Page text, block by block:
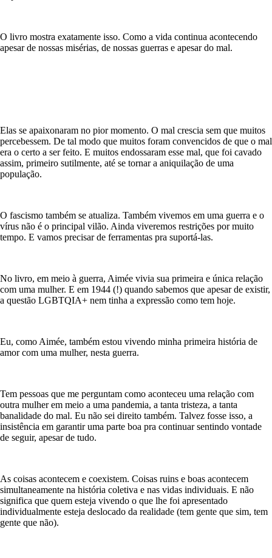
O livro mostra exatamente isso. Como a vida continua acontecendo
apesar de nossas misérias, de nossas guerras e apesar do mal.
Elas se apaixonaram no pior momento. O mal crescia sem que muitos
percebessem. De tal modo que muitos foram convencidos de que o mal
era o certo a ser feito. E muitos endossaram esse mal, que foi cavado
assim, primeiro sutilmente, até se tornar a aniquilação de uma
população.
O fascismo também se atualiza. Também vivemos em uma guerra e o
vírus não é o principal vilão. Ainda viveremos restrições por muito
tempo. E vamos precisar de ferramentas pra suportá-las.
No livro, em meio à guerra, Aimée vivia sua primeira e única relação
com uma mulher. E em 1944 (!) quando sabemos que apesar de existir,
a questão LGBTQIA+ nem tinha a expressão como tem hoje.
Eu, como Aimée, também estou vivendo minha primeira história de
amor com uma mulher, nesta guerra.
Tem pessoas que me perguntam como aconteceu uma relação com
outra mulher em meio a uma pandemia, a tanta tristeza, a tanta
banalidade do mal. Eu não sei direito também. Talvez fosse isso, a
insistência em garantir uma parte boa pra continuar sentindo vontade
de seguir, apesar de tudo.
As coisas acontecem e coexistem. Coisas ruins e boas acontecem
simultaneamente na história coletiva e nas vidas individuais. E não
significa que quem esteja vivendo o que lhe foi apresentado
individualmente esteja deslocado da realidade (tem gente que sim, tem
gente que não).